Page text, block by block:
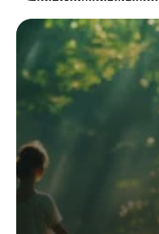
30 mai 2024